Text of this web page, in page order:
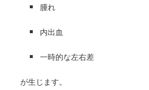
腫れ
内出血
一時的な左右差
が生じます。